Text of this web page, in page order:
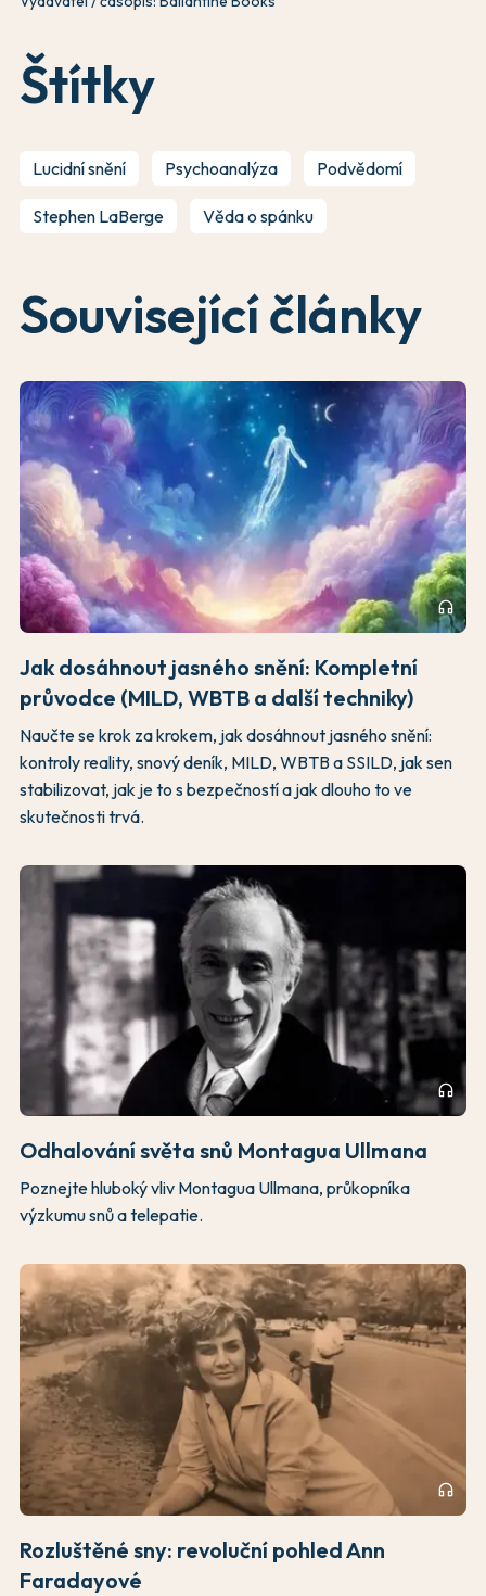
Štítky
Lucidní snění Psychoanalýza Podvědomí
Stephen LaBerge Věda o spánku
Související články
headphones
Jak dosáhnout jasného snění: Kompletní
průvodce (MILD, WBTB a další techniky)
Naučte se krok za krokem, jak dosáhnout jasného snění:
kontroly reality, snový deník, MILD, WBTB a SSILD, jak sen
stabilizovat, jak je to s bezpečností a jak dlouho to ve
skutečnosti trvá.
headphones
Odhalování světa snů Montagua Ullmana
Poznejte hluboký vliv Montagua Ullmana, průkopníka
výzkumu snů a telepatie.
headphones
Rozluštěné sny: revoluční pohled Ann
Faradayové